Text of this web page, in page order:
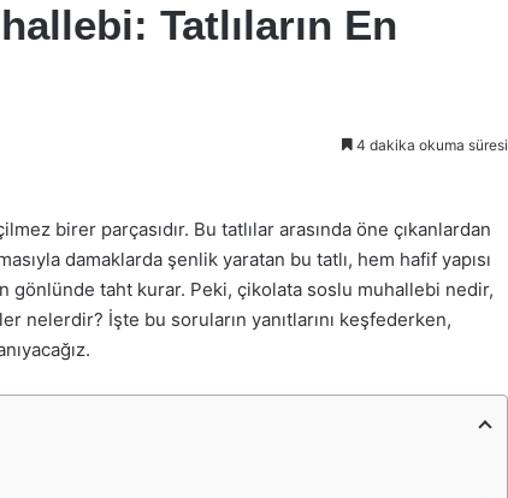
Tatlıların En
4 dakika okuma süresi
birer parçasıdır. Bu tatlılar arasında öne çıkanlardan
damaklarda şenlik yaratan bu tatlı, hem hafif yapısı
gönlünde taht kurar. Peki, çikolata soslu muhallebi nedir,
nelerdir? İşte bu soruların yanıtlarını keşfederken,